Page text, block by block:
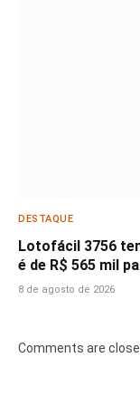
DESTAQUE
Lotofácil 3756
é de R$ 565 mil
8 de agosto de 2026
Comments are